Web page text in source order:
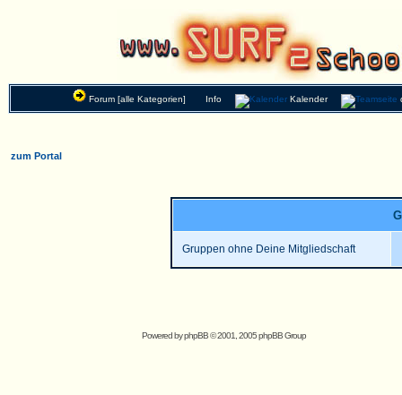
Forum [alle Kategorien] Info Kalender
zum Portal
Gruppen ohne Deine Mitgliedschaft
Powered byphpBB© 2001, 2005 phpBB Group